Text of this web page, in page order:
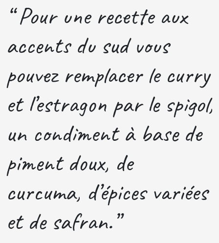
“ Pour une recette aux
accents du sud vous
pouvez remplacer le curry
et l’estragon par le spigol,
un condiment à base de
piment doux, de
curcuma, d’épices variées
et de safran.”